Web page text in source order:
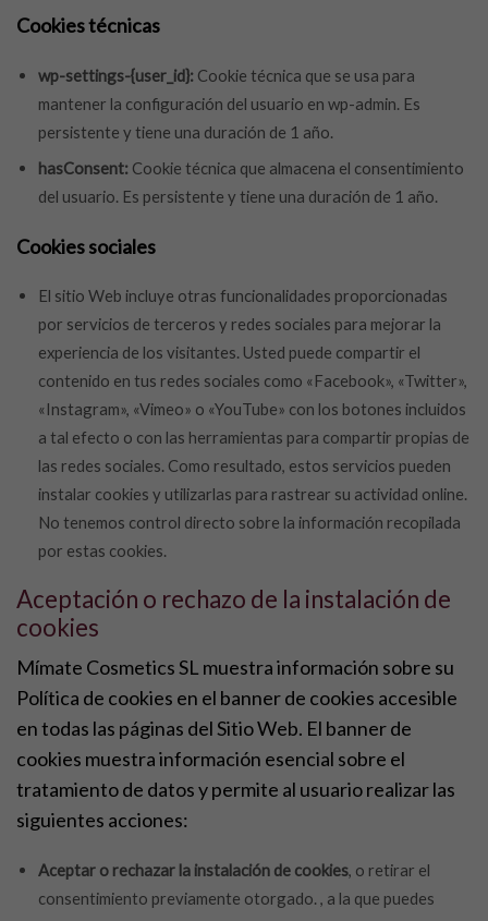
Cookies técnicas
wp-settings-{user_id}: Cookie técnica que se usa para
mantener la configuración del usuario en wp-admin. Es
persistente y tiene una duración de 1 año.
hasConsent: Cookie técnica que almacena el consentimiento
del usuario. Es persistente y tiene una duración de 1 año.
Cookies sociales
El sitio Web incluye otras funcionalidades proporcionadas
por servicios de terceros y redes sociales para mejorar la
experiencia de los visitantes. Usted puede compartir el
contenido en tus redes sociales como «Facebook», «Twitter»,
«Instagram», «Vimeo» o «YouTube» con los botones incluidos
a tal efecto o con las herramientas para compartir propias de
las redes sociales. Como resultado, estos servicios pueden
instalar cookies y utilizarlas para rastrear su actividad online.
No tenemos control directo sobre la información recopilada
por estas cookies.
Aceptación o rechazo de la instalación de
cookies
Mímate Cosmetics SL muestra información sobre su
Política de cookies en el banner de cookies accesible
en todas las páginas del Sitio Web. El banner de
cookies muestra información esencial sobre el
tratamiento de datos y permite al usuario realizar las
siguientes acciones:
Aceptar o rechazar la instalación de cookies, o retirar el
consentimiento previamente otorgado. , a la que puedes